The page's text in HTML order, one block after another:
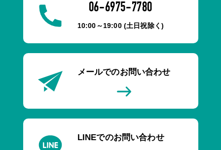
06-6975-7780
10:00～19:00 (土日祝除く)
メールでのお問い合わせ
LINEでのお問い合わせ